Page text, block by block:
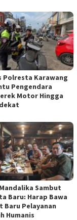
Polresta Karawang
Pengendara
Motor Hingga
Sambut
Baru: Harap Bawa
Baru Pelayanan
Humanis